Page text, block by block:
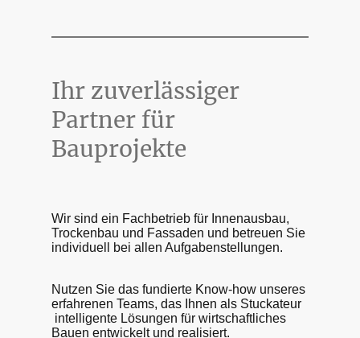
Ihr zuverlässiger
Partner für
Bauprojekte
Wir sind ein Fachbetrieb für Innenausbau,
Trockenbau und Fassaden und betreuen Sie
individuell bei allen Aufgabenstellungen.
Nutzen Sie das fundierte Know-how unseres
erfahrenen Teams, das Ihnen als Stuckateur
intelligente Lösungen für wirtschaftliches
Bauen entwickelt und realisiert.